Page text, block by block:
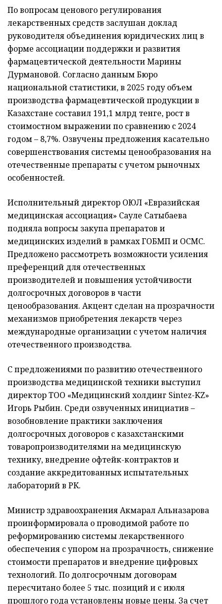
По вопросам ценового регулирования
лекарственных средств заслушан доклад
руководителя объединения юридических лиц в
форме ассоциации поддержки и развития
фармацевтической деятельности Марины
Дурмановой. Согласно данным Бюро
национальной статистики, в 2025 году объем
производства фармацевтической продукции в
Казахстане составил 191,1 млрд тенге, рост в
стоимостном выражении по сравнению с 2024
годом – 8,7%. Озвучены предложения касательно
совершенствования системы ценообразования на
отечественные препараты с учетом рыночных
особенностей.
Исполнительный директор ОЮЛ «Евразийская
медицинская ассоциация» Сауле Сатыбаева
подняла вопросы закупа препаратов и
медицинских изделий в рамках ГОБМП и ОСМС.
Предложено рассмотреть возможности усиления
преференций для отечественных
производителей и повышения устойчивости
долгосрочных договоров в части
ценообразования. Акцент сделан на прозрачности
механизмов приобретения лекарств через
международные организации с учетом наличия
отечественного производства.
С предложениями по развитию отечественного
производства медицинской техники выступил
директор ТОО «Медицинский холдинг Sintez-KZ»
Игорь Рыбин. Среди озвученных инициатив –
возобновление практики заключения
долгосрочных договоров с казахстанскими
товаропроизводителями на медицинскую
технику, внедрение офтейк-контрактов и
создание аккредитованных испытательных
лабораторий в РК.
Министр здравоохранения Акмарал Альназарова
проинформировала о проводимой работе по
реформированию системы лекарственного
обеспечения с упором на прозрачность, снижение
стоимости препаратов и внедрение цифровых
технологий. По долгосрочным договорам
пересчитано более 5 тыс. позиций и с июля
прошлого года установлены новые цены. За счет